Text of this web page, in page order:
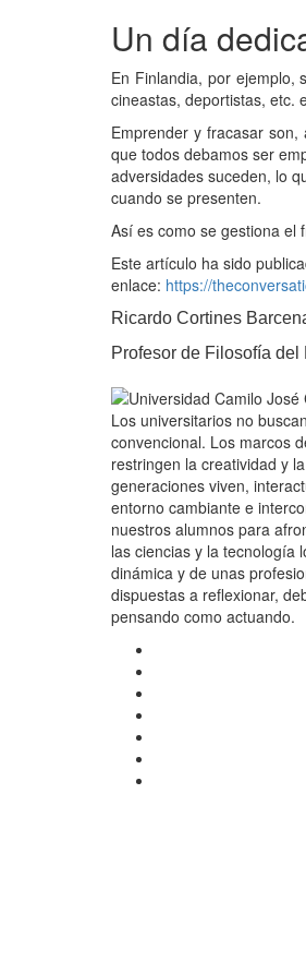
Un día
En Finlandia, por ejemplo,
cineastas, deportistas, etc.
Emprender y fracasar
que todos debamos ser
adversidades suceden, lo
cuando se presenten.
Así es como se gestiona el
Este artículo ha sido
enlace: https://
Ricardo Cortines
Profesor de Filosofía
Los universitarios no
convencional. Los marcos
restringen la creatividad y
generaciones viven,
entorno cambiante e
nuestros alumnos para
las ciencias y la tecnología
dinámica y de unas
dispuestas a reflexionar,
pensando como actuando.